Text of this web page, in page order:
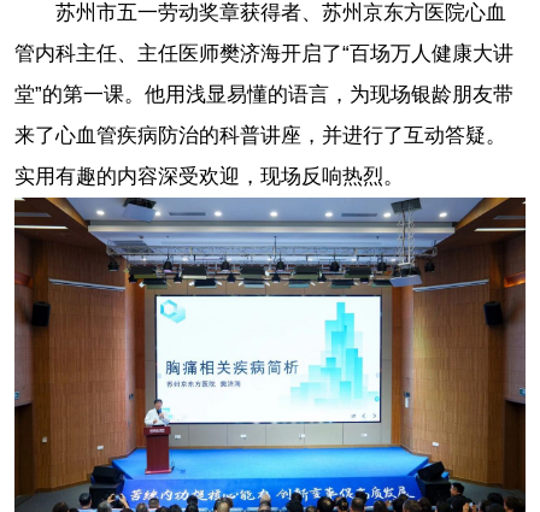
苏州市五一劳动奖章获得者、苏州京东方医院心血
管内科主任、主任医师樊济海开启了“百场万人健康大讲
堂”的第一课。他用浅显易懂的语言，为现场银龄朋友带
来了心血管疾病防治的科普讲座，并进行了互动答疑。
实用有趣的内容深受欢迎，现场反响热烈。